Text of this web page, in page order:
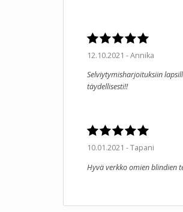
12.10.2021 - Annika
Selviytymisharjoituksiin
täydellisesti!!
10.01.2021 - Tapani
Hyvä verkko omien blindien